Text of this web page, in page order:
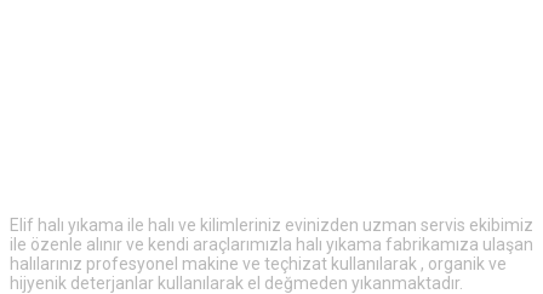
Elif halı yıkama ile halı ve kilimleriniz evinizden uzman servis ekibimiz
ile özenle alınır ve kendi araçlarımızla halı yıkama fabrikamıza ulaşan
halılarınız profesyonel makine ve teçhizat kullanılarak , organik ve
hijyenik deterjanlar kullanılarak el değmeden yıkanmaktadır.